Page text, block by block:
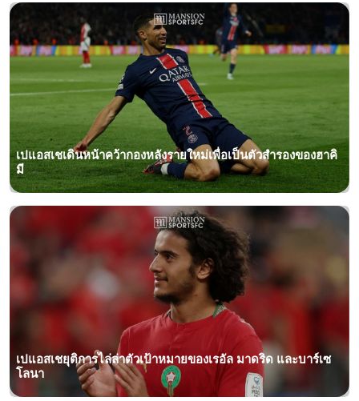
เปแอสเชเดินหน้าคว้ากองหลังรายใหม่เพื่อเป็นตัวสำรองของฮาคิ
มี
เปแอสเชยุติการไล่ล่าตัวเป้าหมายของเรอัล มาดริด และบาร์เซ
โลนา